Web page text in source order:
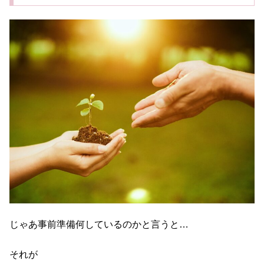
じゃあ事前準備何しているのかと言うと…
それが